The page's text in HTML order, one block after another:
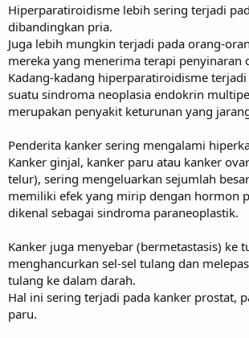
Hiperparatiroidisme lebih sering terjadi
dibandingkan pria.
Juga lebih mungkin terjadi pada orang-
mereka yang menerima terapi penyinaran
Kadang-kadang hiperparatiroidisme terjadi
suatu sindroma neoplasia endokrin
merupakan penyakit keturunan yang
Penderita kanker sering mengalami
Kanker ginjal, kanker paru atau kanker
telur), sering mengeluarkan sejumlah
memiliki efek yang mirip dengan hormon
dikenal sebagai sindroma paraneoplastik.
Kanker juga menyebar (bermetastasis) ke
menghancurkan sel-sel tulang dan
tulang ke dalam darah.
Hal ini sering terjadi pada kanker prostat,
paru.